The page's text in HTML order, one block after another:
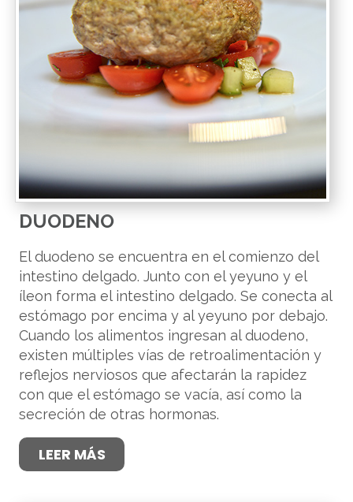
DUODENO
El duodeno se encuentra en el comienzo del
intestino delgado. Junto con el yeyuno y el
íleon forma el intestino delgado. Se conecta al
estómago por encima y al yeyuno por debajo.
Cuando los alimentos ingresan al duodeno,
existen múltiples vías de retroalimentación y
reflejos nerviosos que afectarán la rapidez
con que el estómago se vacía, así como la
secreción de otras hormonas.
LEER MÁS